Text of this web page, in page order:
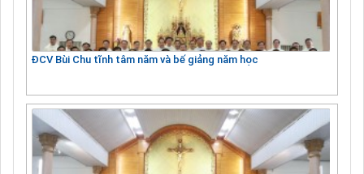
ĐCV Bùi Chu tĩnh tâm năm và bế giảng năm học